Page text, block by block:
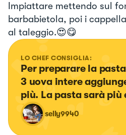
Impiattare mettendo sul
barbabietola, poi i
al taleggio.😍😋
LO CHEF CONSIGLIA:
Per preparare la
3 uova intere
più. La pasta sarà più
selly9940